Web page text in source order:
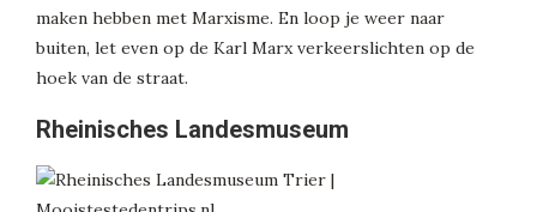
maken hebben met Marxisme. En loop je weer naar
buiten, let even op de Karl Marx verkeerslichten op de
hoek van de straat.
Rheinisches Landesmuseum